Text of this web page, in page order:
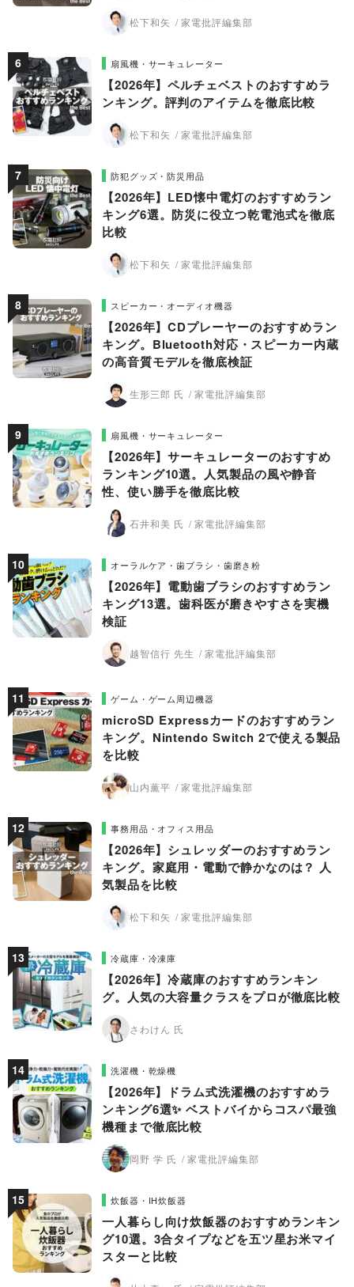
松下和矢 家電批評編集部
扇風機・サーキュレーター
【2026年】ペルチェベストのおすすめラ
ンキング。評判のアイテムを徹底比較
松下和矢 家電批評編集部
防犯グッズ・防災用品
【2026年】LED懐中電灯のおすすめラン
キング6選。防災に役立つ乾電池式を徹底
比較
松下和矢 家電批評編集部
スピーカー・オーディオ機器
【2026年】CDプレーヤーのおすすめラン
キング。Bluetooth対応・スピーカー内蔵
の高音質モデルを徹底検証
生形三郎 氏 家電批評編集部
扇風機・サーキュレーター
【2026年】サーキュレーターのおすすめ
ランキング10選。人気製品の風や静音
性、使い勝手を徹底比較
石井和美 氏 家電批評編集部
オーラルケア・歯ブラシ・歯磨き粉
【2026年】電動歯ブラシのおすすめラン
キング13選。歯科医が磨きやすさを実機
検証
越智信行 先生 家電批評編集部
ゲーム・ゲーム周辺機器
microSD Expressカードのおすすめラン
キング。Nintendo Switch 2で使える製品
を比較
山内薫平 家電批評編集部
事務用品・オフィス用品
【2026年】シュレッダーのおすすめラン
キング。家庭用・電動で静かなのは？ 人
気製品を比較
松下和矢 家電批評編集部
冷蔵庫・冷凍庫
【2026年】冷蔵庫のおすすめランキン
グ。人気の大容量クラスをプロが徹底比較
さわけん 氏
洗濯機・乾燥機
【2026年】ドラム式洗濯機のおすすめラ
ンキング6選✨ ベストバイからコスパ最強
機種まで徹底比較
岡野 学 氏 家電批評編集部
炊飯器・IH炊飯器
一人暮らし向け炊飯器のおすすめランキン
グ10選。3合タイプなどを五ツ星お米マイ
スターと比較